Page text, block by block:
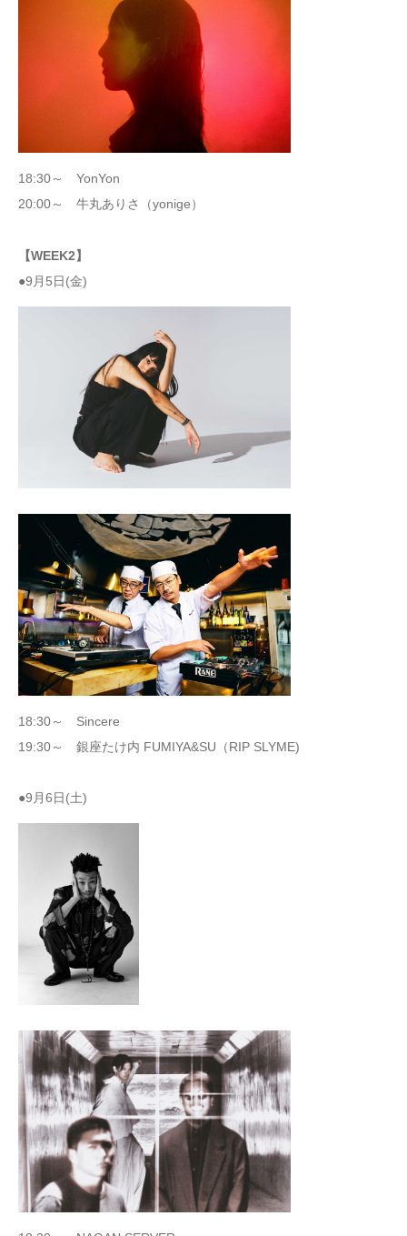
18:30～ YonYon
20:00～ 牛丸ありさ（yonige）
【WEEK2】
●9月5日(金)
18:30～ Sincere
19:30～ 銀座たけ内 FUMIYA&SU（RIP SLYME)
●9月6日(土)